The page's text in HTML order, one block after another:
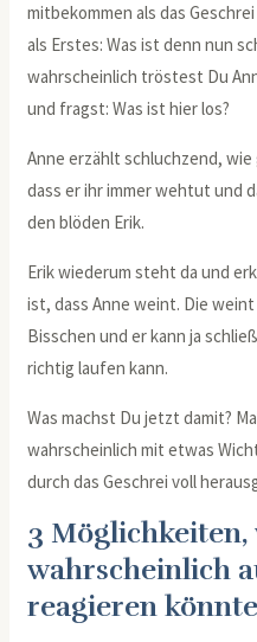
mitbekommen als das
als Erstes: Was ist denn nun
wahrscheinlich tröstest Du
und fragst: Was ist hier los?
Anne erzählt schluchzend,
dass er ihr immer wehtut und
den blöden Erik.
Erik wiederum steht da und
ist, dass Anne weint. Die
Bisschen und er kann ja
richtig laufen kann.
Was machst Du jetzt damit?
wahrscheinlich mit etwas
durch das Geschrei voll
3 Möglichkeiten,
wahrscheinlich
reagieren